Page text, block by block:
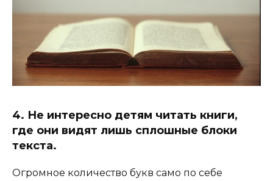
4. Не интересно детям читать книги,
где они видят лишь сплошные блоки
текста.
Огромное количество букв само по себе